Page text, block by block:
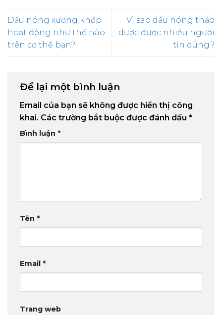
Dầu nóng xương khớp
hoạt động như thế nào
trên cơ thể bạn?
Vì sao dầu nóng thảo
dược được nhiều người
tin dùng?
Để lại một bình luận
Email của bạn sẽ không được hiển thị công
khai. Các trường bắt buộc được đánh dấu *
Bình luận *
Tên *
Email *
Trang web